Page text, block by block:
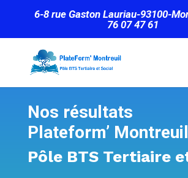
6-8 rue Gaston Lauriau-93100-
76 07 47 61
Nos résultats
Plateform’ Montreuil
Pôle BTS Tertiaire